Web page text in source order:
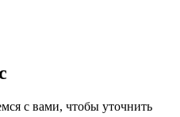
с вами, чтобы уточнить